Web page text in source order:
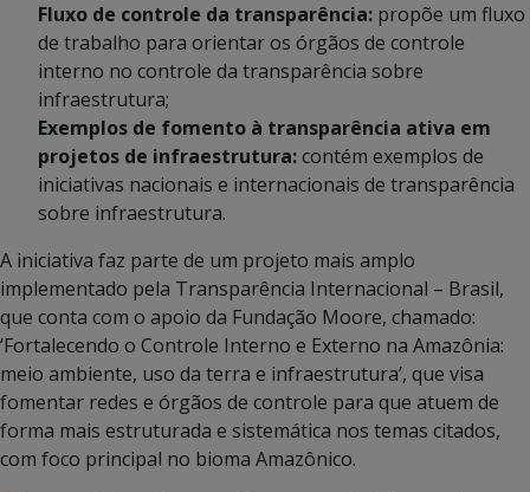
Fluxo de controle da transparência: propõe um fluxo
de trabalho para orientar os órgãos de controle
interno no controle da transparência sobre
infraestrutura;
Exemplos de fomento à transparência ativa em
projetos de infraestrutura:contém exemplos de
iniciativas nacionais e internacionais de transparência
sobre infraestrutura.
A iniciativa faz parte de um projeto mais amplo
implementado pela Transparência Internacional – Brasil,
que conta com o apoio da Fundação Moore, chamado:
‘Fortalecendo o Controle Interno e Externo na Amazônia:
meio ambiente, uso da terra e infraestrutura’, que visa
fomentar redes e órgãos de controle para que atuem de
forma mais estruturada e sistemática nos temas citados,
com foco principal no bioma Amazônico.